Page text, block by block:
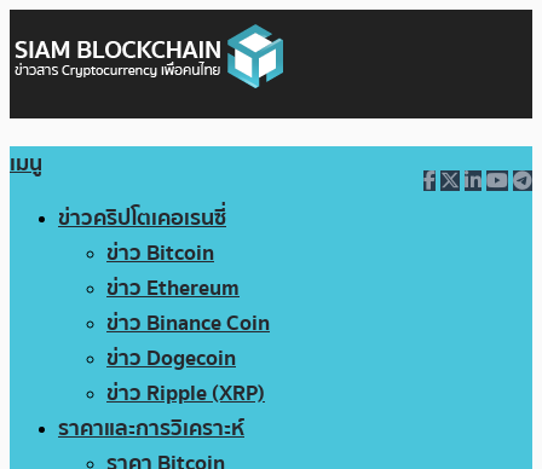
เมนู
ข่าวคริปโตเคอเรนซี่
ข่าว Bitcoin
ข่าว Ethereum
ข่าว Binance Coin
ข่าว Dogecoin
ข่าว Ripple (XRP)
ราคาและการวิเคราะห์